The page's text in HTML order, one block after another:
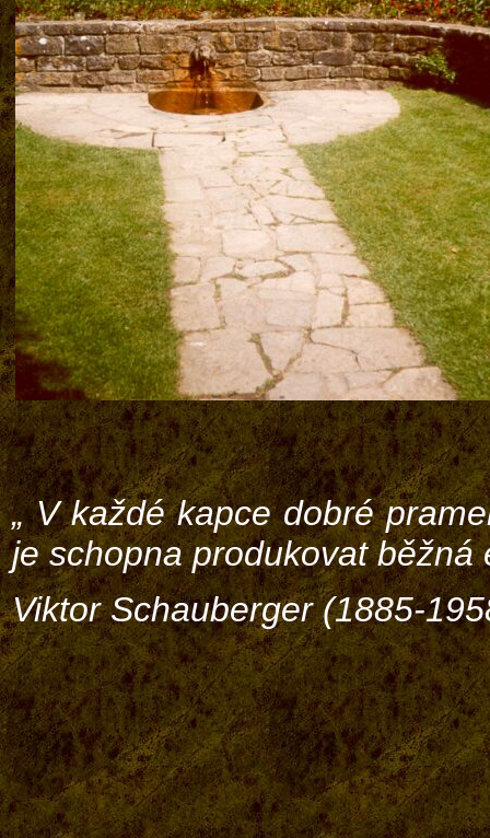
„ V každé kapce dobré
je schopna produkovat běžná
Viktor Schauberger (1885-